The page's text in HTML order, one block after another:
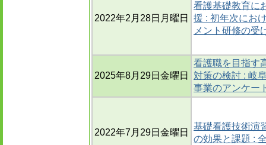
2022年2月28日月曜日
看護基礎教育に
援 : 初年次にお
メント研修の受
2025年8月29日金曜日
看護職を目指す
対策の検討 : 岐
事業のアンケー
2022年7月29日金曜日
基礎看護技術演
の効果と課題 :